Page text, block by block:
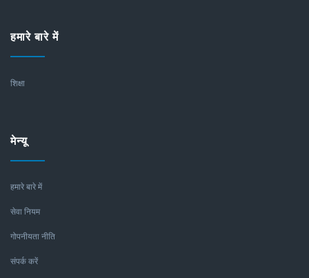
हमारे बारे में
शिक्षा
मेन्यू
हमारे बारे में
सेवा नियम
गोपनीयता नीति
संपर्क करें